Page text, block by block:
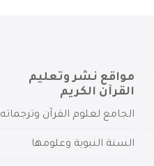
مواقع نشر وتعليم
القرآن الكريم
الجامع لعلوم القرآن وترجماته
السنة النبوية وعلومها